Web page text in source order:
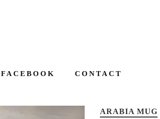
FACEBOOK CONTACT
ARABIA MUG